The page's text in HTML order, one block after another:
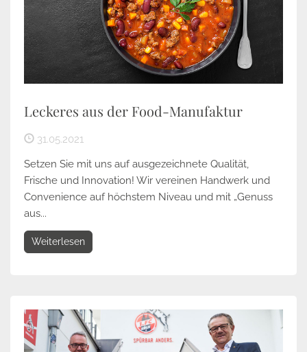
Leckeres aus der Food-Manufaktur
31.05.2021
Setzen Sie mit uns auf ausgezeichnete Qualität,
Frische und Innovation! Wir vereinen Handwerk und
Convenience auf höchstem Niveau und mit „Genuss
aus...
Weiterlesen